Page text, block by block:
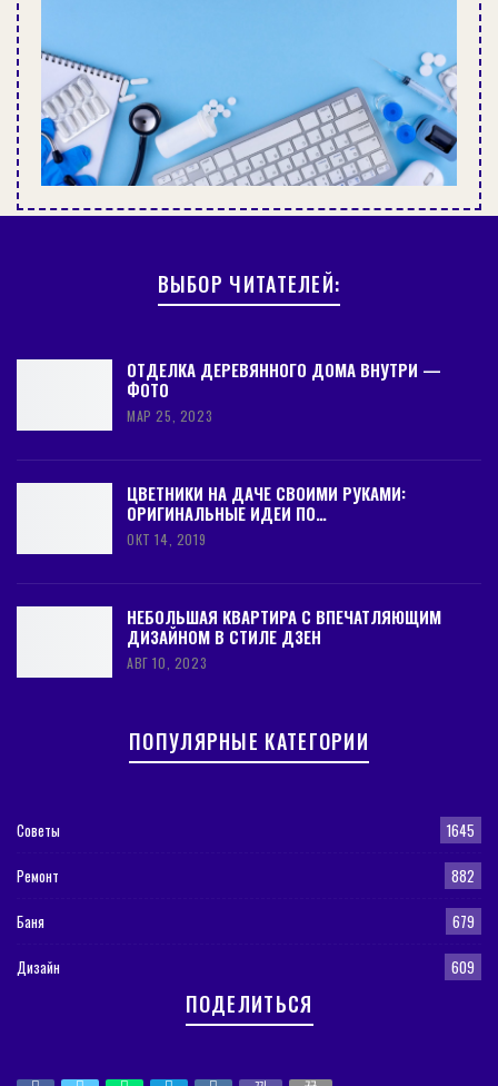
ВЫБОР ЧИТАТЕЛЕЙ:
ОТДЕЛКА ДЕРЕВЯННОГО ДОМА ВНУТРИ —
ФОТО
МАР 25, 2023
ЦВЕТНИКИ НА ДАЧЕ СВОИМИ РУКАМИ:
ОРИГИНАЛЬНЫЕ ИДЕИ ПО…
ОКТ 14, 2019
НЕБОЛЬШАЯ КВАРТИРА С ВПЕЧАТЛЯЮЩИМ
ДИЗАЙНОМ В СТИЛЕ ДЗЕН
АВГ 10, 2023
ПОПУЛЯРНЫЕ КАТЕГОРИИ
Советы 1645
Ремонт 882
Баня 679
Дизайн 609
ПОДЕЛИТЬСЯ